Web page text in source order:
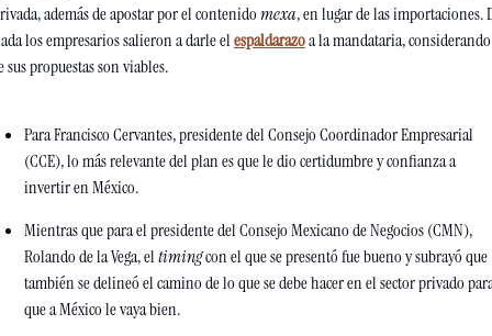
además de apostar por el contenido mexa, en lugar de las importaciones.
los empresarios salieron a darle el espaldarazo a la mandataria, considerando
sus propuestas son viables.
Para Francisco Cervantes, presidente del Consejo Coordinador Empresarial
(CCE), lo más relevante del plan es que le dio certidumbre y confianza a
invertir en México.
Mientras que para el presidente del Consejo Mexicano de Negocios (CMN),
Rolando de la Vega, el timing con el que se presentó fue bueno y subrayó que
también se delineó el camino de lo que se debe hacer en el sector privado
que a México le vaya bien.